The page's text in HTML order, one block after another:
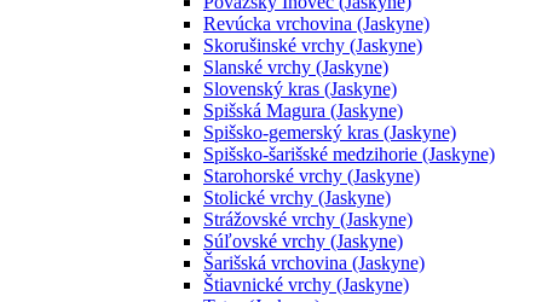
Revúcka vrchovina (Jaskyne)
Skorušinské vrchy (Jaskyne)
Slanské vrchy (Jaskyne)
Slovenský kras (Jaskyne)
Spišská Magura (Jaskyne)
Spišsko-gemerský kras (Jaskyne)
Spišsko-šarišské medzihorie (Jaskyne)
Starohorské vrchy (Jaskyne)
Stolické vrchy (Jaskyne)
Strážovské vrchy (Jaskyne)
Súľovské vrchy (Jaskyne)
Šarišská vrchovina (Jaskyne)
Štiavnické vrchy (Jaskyne)